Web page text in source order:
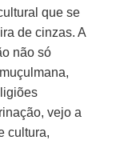
que se
de cinzas. A
não só
vejo a
cultura,